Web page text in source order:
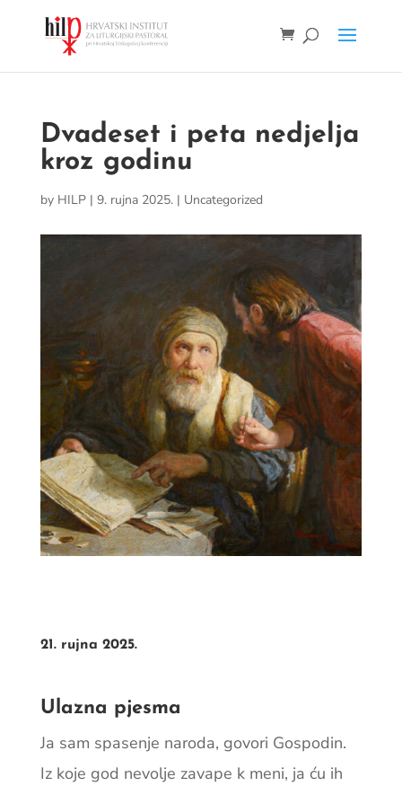
Dvadeset i peta nedjelja
kroz godinu
by HILP| 9. rujna 2025.| Uncategorized
21. rujna 2025.
Ulazna pjesma
Ja sam spasenje naroda, govori Gospodin.
Iz koje god nevolje zavape k meni, ja ću ih